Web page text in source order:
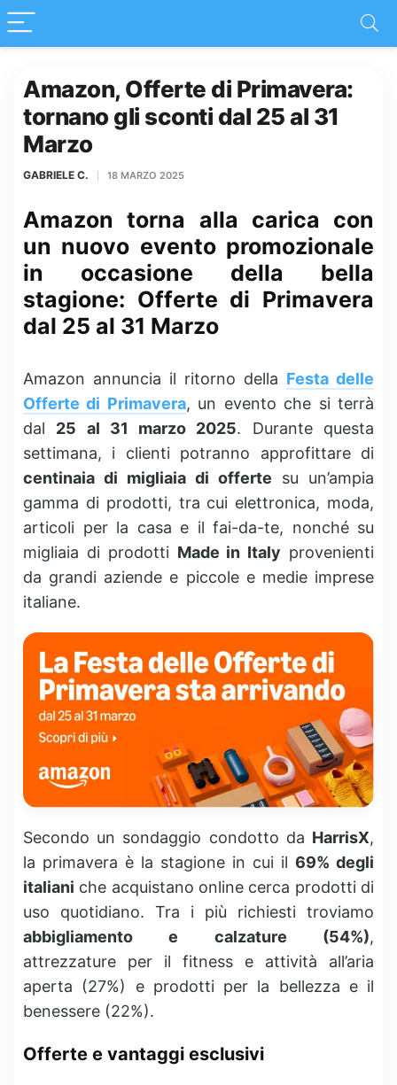
Amazon, Offerte di Primavera:
tornano gli sconti dal 25 al 31
Marzo
GABRIELE C. 18 MARZO 2025
Amazon torna alla carica con
un nuovo evento promozionale
in occasione della bella
stagione: Offerte di Primavera
dal 25 al 31 Marzo
Amazon annuncia il ritorno della Festa delle
Offerte di Primavera, un evento che si terrà
dal 25 al 31 marzo 2025. Durante questa
settimana, i clienti potranno approfittare di
centinaia di migliaia di offerte su un’ampia
gamma di prodotti, tra cui elettronica, moda,
articoli per la casa e il fai-da-te, nonché su
migliaia di prodotti Made in Italy provenienti
da grandi aziende e piccole e medie imprese
italiane.
Secondo un sondaggio condotto da HarrisX,
la primavera è la stagione in cui il 69% degli
italiani che acquistano online cerca prodotti di
uso quotidiano. Tra i più richiesti troviamo
abbigliamento e calzature (54%),
attrezzature per il fitness e attività all’aria
aperta (27%) e prodotti per la bellezza e il
benessere (22%).
Offerte e vantaggi esclusivi